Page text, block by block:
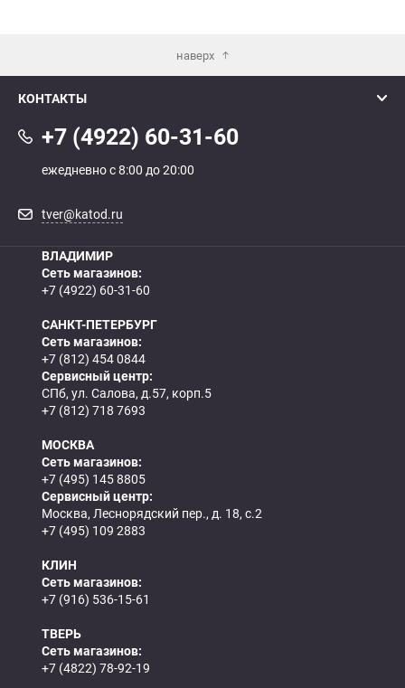
наверх
КОНТАКТЫ
+7 (4922) 60-31-60
ежедневно с 8:00 до 20:00
tver@katod.ru
ВЛАДИМИР
Сеть магазинов:
+7 (4922) 60-31-60
САНКТ-ПЕТЕРБУРГ
Сеть магазинов:
+7 (812) 454 0844
Сервисный центр:
СПб, ул. Салова, д.57, корп.5
+7 (812) 718 7693
МОСКВА
Сеть магазинов:
+7 (495) 145 8805
Сервисный центр:
Москва, Леснорядский пер., д. 18, с.2
+7 (495) 109 2883
КЛИН
Сеть магазинов:
+7 (916) 536-15-61
ТВЕРЬ
Сеть магазинов:
+7 (4822) 78-92-19